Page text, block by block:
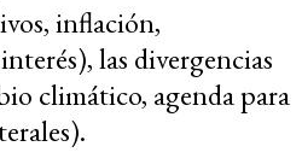
inflación,
las divergencias
climático, agenda para